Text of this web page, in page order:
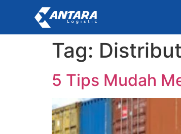
Tag:
5 Tips Mudah